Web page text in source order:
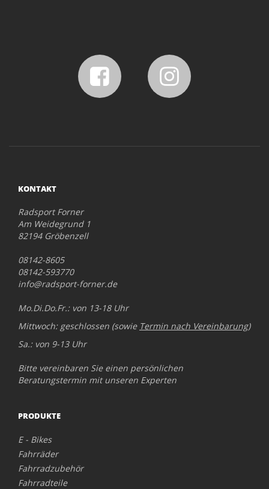
KONTAKT
Radsport Forner
Am Weidegrund 1
82194 Gröbenzell
08142-8605
08142-593770
info@radsport-forner.de
Mo.Di.Do.Fr.: von 13-18 Uhr
Mittwoch: geschlossen (sowie Termin nach Vereinbarung)
Sa.: von 9-13 Uhr
Bitte vereinbaren Sie einen persönlichen
Beratungstermin mit unseren Experten
PRODUKTE
E - Bikes
Fahrräder
Fahrradzubehör
Fahrradteile